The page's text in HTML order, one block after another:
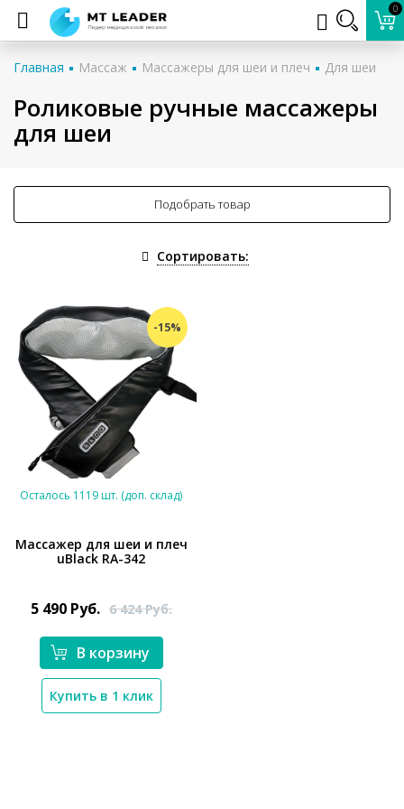
0
Главная Массаж Массажеры для шеи и плеч Для шеи
Роликовые ручные массажеры
для шеи
Подобрать товар
Сортировать:
-15%
Осталось 1119 шт. (доп. склад)
​​Массажер для шеи и плеч
uBlack RA-342
5 490 Руб. 6 424Руб.
В корзину
Купить в 1 клик